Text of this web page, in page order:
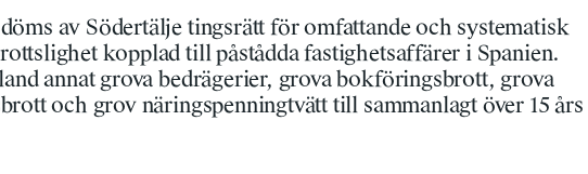
av Södertälje tingsrätt för omfattande och systematisk
kopplad till påstådda fastighetsaffärer i Spanien.
annat grova bedrägerier, grova bokföringsbrott, grova
och grov näringspenningtvätt till sammanlagt över 15 års